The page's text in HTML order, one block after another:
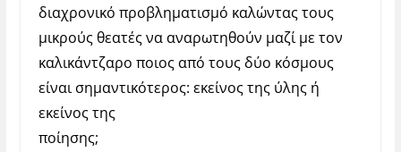
διαχρονικό προβληματισμό καλώντας τους
μικρούς θεατές να αναρωτηθούν μαζί με τον
καλικάντζαρο ποιος από τους δύο κόσμους
είναι σημαντικότερος: εκείνος της ύλης ή
εκείνος της
ποίησης;